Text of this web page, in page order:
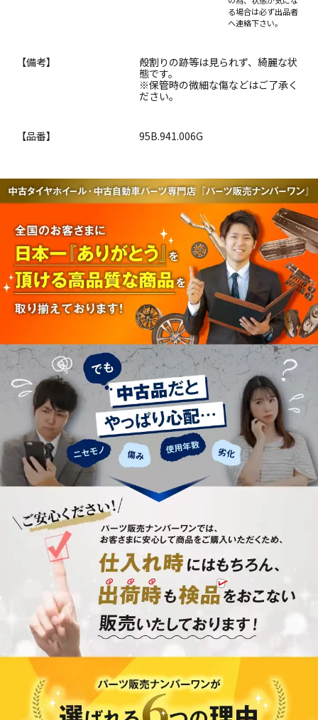
る場合は必ず出品者
へ連絡下さい。
【備考】
殻割りの跡等は見られず、綺麗な状
態です。
※保管時の微細な傷などはご了承く
ださい。
【品番】 95B.941.006G